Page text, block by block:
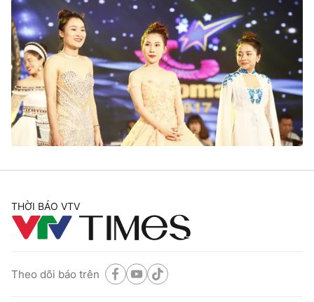
Y tế
Thế giới
Tin tức
Thế giới đó đây
Câu chuyện quốc tế
Kinh tế
Tài chính
Thị trường
Góc doanh nghiệp
Dữ liệu và đời sống
Truyền hình
Phim VTV
Hậu trường
Giải trí
Điện ảnh
Âm nhạc
Du lịch
THỜI BÁO VTV
Theo dõi báo trên